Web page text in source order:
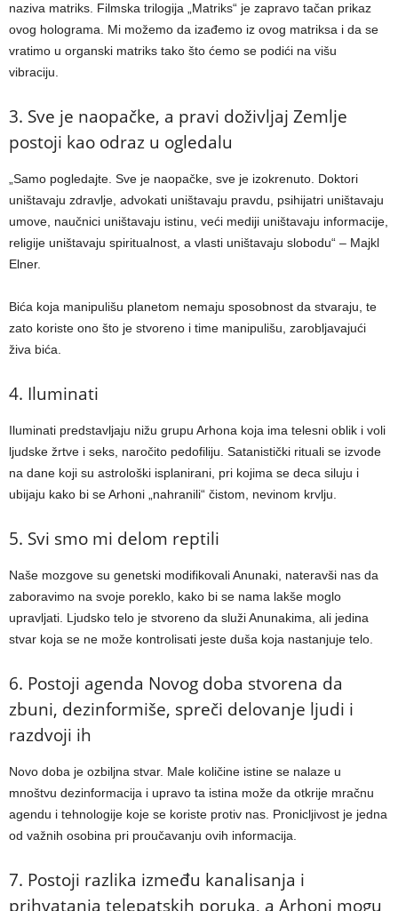
naziva matriks. Filmska trilogija „Matriks“ je zapravo tačan prikaz
ovog holograma. Mi možemo da izađemo iz ovog matriksa i da se
vratimo u organski matriks tako što ćemo se podići na višu
vibraciju.
3. Sve je naopačke, a pravi doživljaj Zemlje
postoji kao odraz u ogledalu
„Samo pogledajte. Sve je naopačke, sve je izokrenuto. Doktori
uništavaju zdravlje, advokati uništavaju pravdu, psihijatri uništavaju
umove, naučnici uništavaju istinu, veći mediji uništavaju informacije,
religije uništavaju spiritualnost, a vlasti uništavaju slobodu“ – Majkl
Elner.
Bića koja manipulišu planetom nemaju sposobnost da stvaraju, te
zato koriste ono što je stvoreno i time manipulišu, zarobljavajući
živa bića.
4. Iluminati
Iluminati predstavljaju nižu grupu Arhona koja ima telesni oblik i voli
ljudske žrtve i seks, naročito pedofiliju. Satanistički rituali se izvode
na dane koji su astrološki isplanirani, pri kojima se deca siluju i
ubijaju kako bi se Arhoni „nahranili“ čistom, nevinom krvlju.
5. Svi smo mi delom reptili
Naše mozgove su genetski modifikovali Anunaki, nateravši nas da
zaboravimo na svoje poreklo, kako bi se nama lakše moglo
upravljati. Ljudsko telo je stvoreno da služi Anunakima, ali jedina
stvar koja se ne može kontrolisati jeste duša koja nastanjuje telo.
6. Postoji agenda Novog doba stvorena da
zbuni, dezinformiše, spreči delovanje ljudi i
razdvoji ih
Novo doba je ozbiljna stvar. Male količine istine se nalaze u
mnoštvu dezinformacija i upravo ta istina može da otkrije mračnu
agendu i tehnologije koje se koriste protiv nas. Pronicljivost je jedna
od važnih osobina pri proučavanju ovih informacija.
7. Postoji razlika između kanalisanja i
prihvatanja telepatskih poruka, a Arhoni mogu